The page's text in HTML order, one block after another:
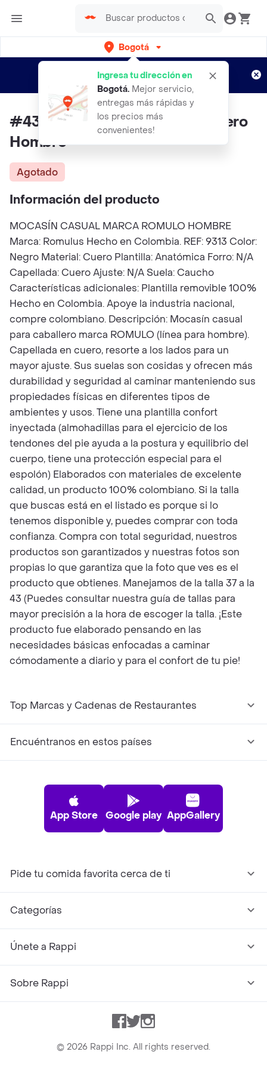
Bogotá
Ingresa tu dirección en
Bogotá. Mejor servicio,
entregas más rápidas y
los precios más
convenientes!
envíos gratis por semanas
Aplican TyC
#43 Zapato Casual Romulo Cuero
Hombre
Agotado
Información del producto
MOCASÍN CASUAL MARCA ROMULO HOMBRE
Marca: Romulus Hecho en Colombia. REF: 9313 Color:
Negro Material: Cuero Plantilla: Anatómica Forro: N/A
Capellada: Cuero Ajuste: N/A Suela: Caucho
Características adicionales: Plantilla removible 100%
Hecho en Colombia. Apoye la industria nacional,
compre colombiano. Descripción: Mocasín casual
para caballero marca ROMULO (línea para hombre).
Capellada en cuero, resorte a los lados para un
mayor ajuste. Sus suelas son cosidas y ofrecen más
durabilidad y seguridad al caminar manteniendo sus
propiedades físicas en diferentes tipos de
ambientes y usos. Tiene una plantilla confort
inyectada (almohadillas para el ejercicio de los
tendones del pie ayuda a la postura y equilibrio del
cuerpo, tiene una protección especial para el
espolón) Elaborados con materiales de excelente
calidad, un producto 100% colombiano. Si la talla
que buscas está en el listado es porque si lo
tenemos disponible y, puedes comprar con toda
confianza. Compra con total seguridad, nuestros
productos son garantizados y nuestras fotos son
propias lo que garantiza que la foto que ves es el
producto que obtienes. Manejamos de la talla 37 a la
43 (Puedes consultar nuestra guía de tallas para
mayor precisión a la hora de escoger la talla. ¡Este
producto fue elaborado pensando en las
necesidades básicas enfocadas a caminar
cómodamente a diario y para el confort de tu pie!
Top Marcas y Cadenas de Restaurantes
Encuéntranos en estos países
App Store Google play AppGallery
Pide tu comida favorita cerca de ti
Categorías
Únete a Rappi
Sobre Rappi
Facebook
TwitterInstagram
© 2026 Rappi Inc. All rights reserved.